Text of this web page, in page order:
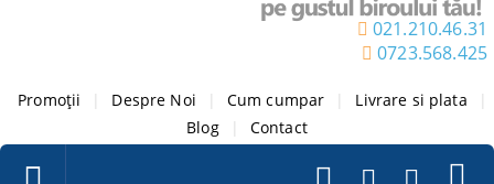
021.210.46.31
0723.568.425
Promoții Despre Noi Cum cumpar Livrare si plata
Blog
Contact